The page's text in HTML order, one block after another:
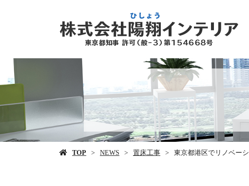
TOP NEWS 置床工事 東京都港区でリノベー